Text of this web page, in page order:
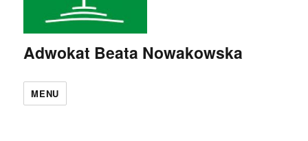
Adwokat Beata Nowakowska
MENU